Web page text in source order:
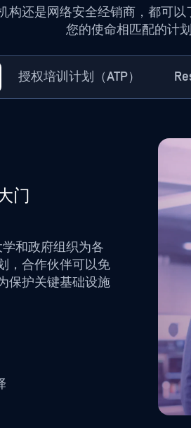
构还是网络安全经销商，都可
您的使命相匹配的计划
授权培训计划（ATP）
门
学和政府组织为各
，合作伙伴可以免
保护关键基础设施